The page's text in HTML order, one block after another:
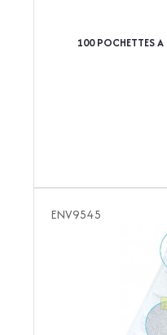
100 POCHETTES
ENV9545